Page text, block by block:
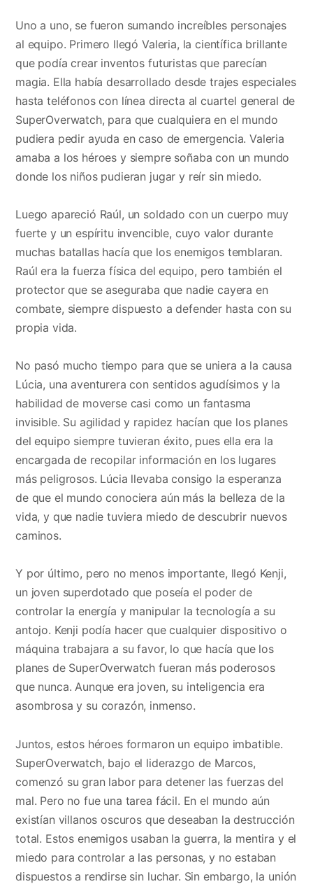
Uno a uno, se fueron sumando increíbles personajes
al equipo. Primero llegó Valeria, la científica brillante
que podía crear inventos futuristas que parecían
magia. Ella había desarrollado desde trajes especiales
hasta teléfonos con línea directa al cuartel general de
SuperOverwatch, para que cualquiera en el mundo
pudiera pedir ayuda en caso de emergencia. Valeria
amaba a los héroes y siempre soñaba con un mundo
donde los niños pudieran jugar y reír sin miedo.
Luego apareció Raúl, un soldado con un cuerpo muy
fuerte y un espíritu invencible, cuyo valor durante
muchas batallas hacía que los enemigos temblaran.
Raúl era la fuerza física del equipo, pero también el
protector que se aseguraba que nadie cayera en
combate, siempre dispuesto a defender hasta con su
propia vida.
No pasó mucho tiempo para que se uniera a la causa
Lúcia, una aventurera con sentidos agudísimos y la
habilidad de moverse casi como un fantasma
invisible. Su agilidad y rapidez hacían que los planes
del equipo siempre tuvieran éxito, pues ella era la
encargada de recopilar información en los lugares
más peligrosos. Lúcia llevaba consigo la esperanza
de que el mundo conociera aún más la belleza de la
vida, y que nadie tuviera miedo de descubrir nuevos
caminos.
Y por último, pero no menos importante, llegó Kenji,
un joven superdotado que poseía el poder de
controlar la energía y manipular la tecnología a su
antojo. Kenji podía hacer que cualquier dispositivo o
máquina trabajara a su favor, lo que hacía que los
planes de SuperOverwatch fueran más poderosos
que nunca. Aunque era joven, su inteligencia era
asombrosa y su corazón, inmenso.
Juntos, estos héroes formaron un equipo imbatible.
SuperOverwatch, bajo el liderazgo de Marcos,
comenzó su gran labor para detener las fuerzas del
mal. Pero no fue una tarea fácil. En el mundo aún
existían villanos oscuros que deseaban la destrucción
total. Estos enemigos usaban la guerra, la mentira y el
miedo para controlar a las personas, y no estaban
dispuestos a rendirse sin luchar. Sin embargo, la unión